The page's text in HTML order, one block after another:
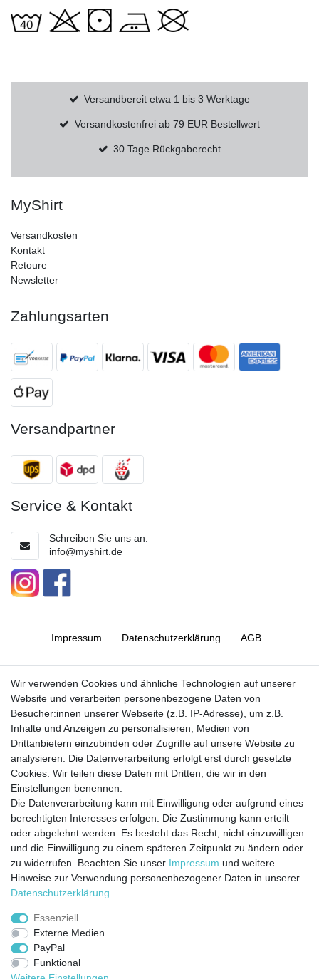
Versandbereit etwa 1 bis 3 Werktage
Versandkostenfrei ab 79 EUR Bestellwert
30 Tage Rückgaberecht
MyShirt
Versandkosten
Kontakt
Retoure
Newsletter
Zahlungsarten
Versandpartner
Service & Kontakt
Schreiben Sie uns an:
info@myshirt.de
Impressum Daten­schutz­erklärung AGB
Barrierefreiheitserklärung Widerrufs­recht
Vertrag widerrufen Kontakt
Jetzt anmelden und auf dem Laufenden
bleiben!
Sie wollen keine Neuigkeiten verpassen?
Dann melden Sie sich noch heute zu unserem Newsletter an:
VORNAME
E-MAIL **
Newsletter
Honig
Ich stimme zu, dass meine personenbezogenen Daten genutzt werden, um
Wir verwenden Cookies und ähnliche Technologien auf unserer
Website und verarbeiten personenbezogene Daten von
Besucher:innen unserer Webseite (z.B. IP-Adresse), um z.B.
Inhalte und Anzeigen zu personalisieren, Medien von
Drittanbietern einzubinden oder Zugriffe auf unsere Website zu
analysieren. Die Datenverarbeitung erfolgt erst durch gesetzte
Cookies. Wir teilen diese Daten mit Dritten, die wir in den
Einstellungen benennen.
Die Datenverarbeitung kann mit Einwilligung oder aufgrund eines
berechtigten Interesses erfolgen. Die Zustimmung kann erteilt
oder abgelehnt werden. Es besteht das Recht, nicht einzuwilligen
und die Einwilligung zu einem späteren Zeitpunkt zu ändern oder
zu widerrufen. Beachten Sie unser Impressum und weitere
Hinweise zur Verwendung personenbezogener Daten in unserer
Daten­schutz­erklärung
Essenziell
Externe Medien
PayPal
Funktional